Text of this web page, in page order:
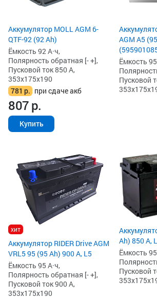
Аккумулятор MOLL AGM 6-
QTF-92 (92 Ah)
Ёмкость 92 А·ч,
Полярность обратная [- +],
Пусковой ток 850 А,
353x175x190
781 р. при сдаче акб
807р.
Купить
AGM A5
Ёмкость
Пусковой
хит
Аккумулятор RIDER Drive AGM
VRL5 95 (95 Ah) 900 А, L5
Ёмкость 95 А·ч,
Полярность обратная [- +],
Пусковой ток 900 А,
353x175x190
Ah) 850 А,
Ёмкость
Пусковой